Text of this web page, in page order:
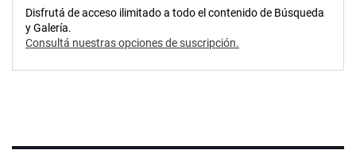
Disfrutá de acceso ilimitado a todo el contenido de Búsqueda
y Galería.
Consultá nuestras opciones de suscripción.